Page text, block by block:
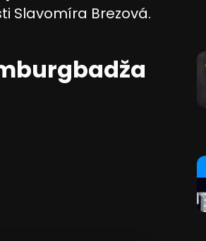
Slavomíra Brezová.